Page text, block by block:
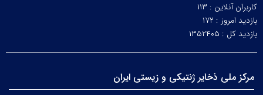
کاربران آنلاین : ۱۱۳
بازدید امروز : ۱۷۲
بازدید کل : ۱۳۵۲۴۰۵
مرکز ملی ذخایر ژنتیکی و زیستی ایران